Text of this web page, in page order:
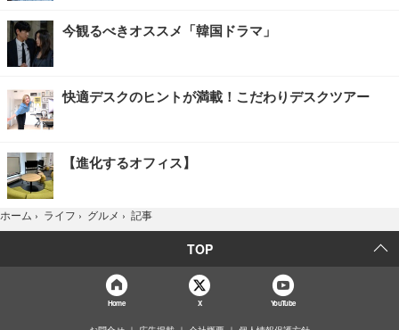
今観るべきオススメ「韓国ドラマ」
快適デスクのヒントが満載！こだわりデスクツアー
【進化するオフィス】
ホーム › ライフ › グルメ › 記事
TOP
Home X YouTube